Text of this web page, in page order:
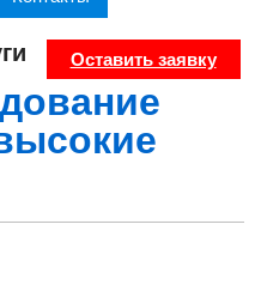
Оставить заявку